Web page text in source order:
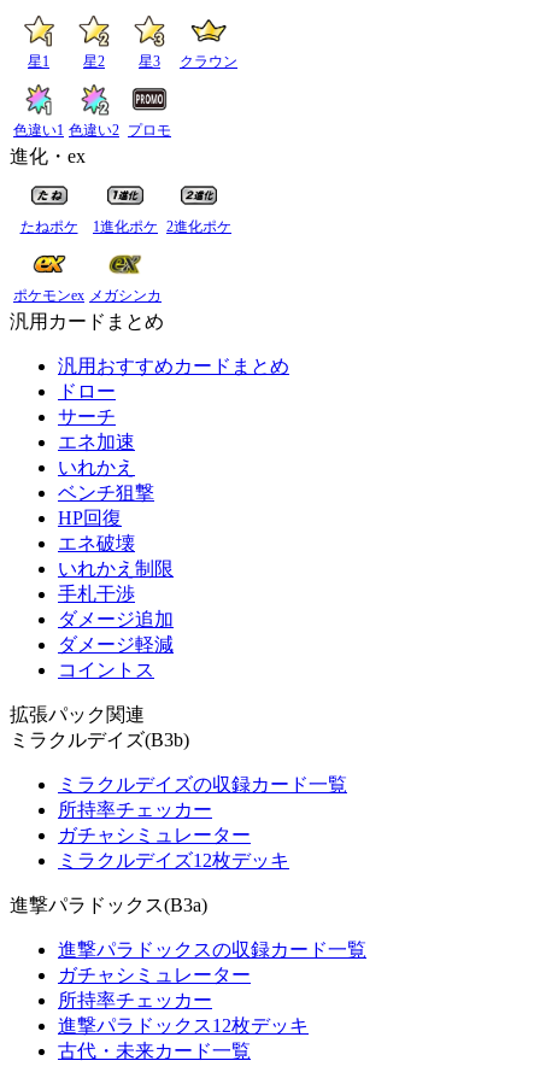
星1 星2 星3 クラウン
色違い1 色違い2 プロモ
進化・ex
たねポケ 1進化ポケ 2進化ポケ
ポケモンex メガシンカ
汎用カードまとめ
汎用おすすめカードまとめ
ドロー
サーチ
エネ加速
いれかえ
ベンチ狙撃
HP回復
エネ破壊
いれかえ制限
手札干渉
ダメージ追加
ダメージ軽減
コイントス
拡張パック関連
ミラクルデイズ(B3b)
ミラクルデイズの収録カード一覧
所持率チェッカー
ガチャシミュレーター
ミラクルデイズ12枚デッキ
進撃パラドックス(B3a)
進撃パラドックスの収録カード一覧
ガチャシミュレーター
所持率チェッカー
進撃パラドックス12枚デッキ
古代・未来カード一覧